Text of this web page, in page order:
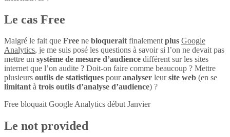
Le cas Free
Malgré le fait que Free ne bloqueraitfinalementplus Google
Analytics, je me suis posé les questions à savoir si l’on ne devait pas
mettre un système de mesure d’audience différent sur les sites
internet que l’on audite ? Doit-on faire comme beaucoup ? Mettre
plusieurs outils de statistiques pouranalyser leursite web (en se
limitantà trois outils d’analyse d’audience) ?
Free bloquait Google Analytics début Janvier
Le not provided